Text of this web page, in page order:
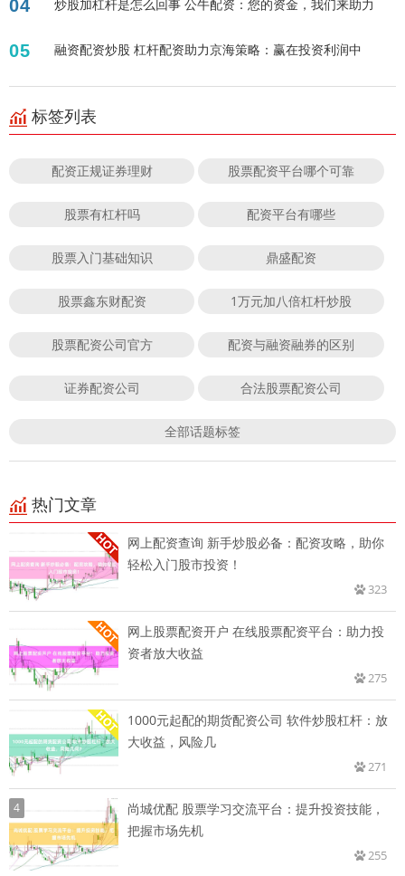
04 炒股加杠杆是怎么回事 公牛配资：您的资金，我们来助力
05 融资配资炒股 杠杆配资助力京海策略：赢在投资利润中
标签列表
配资正规证券理财 股票配资平台哪个可靠
股票有杠杆吗 配资平台有哪些
股票入门基础知识 鼎盛配资
股票鑫东财配资 1万元加八倍杠杆炒股
股票配资公司官方 配资与融资融券的区别
证券配资公司 合法股票配资公司
全部话题标签
热门文章
网上配资查询 新手炒股必备：配资攻略，助你
轻松入门股市投资！
323
网上股票配资开户 在线股票配资平台：助力投
资者放大收益
275
1000元起配的期货配资公司 软件炒股杠杆：放
大收益，风险几
271
4
尚城优配 股票学习交流平台：提升投资技能，
把握市场先机
255